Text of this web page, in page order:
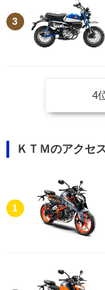
3
4
ＫＴＭのアクセ
1